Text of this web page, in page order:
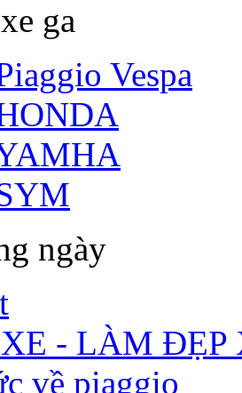
ga
Vespa
ngày
- LÀM ĐẸP
về piaggio